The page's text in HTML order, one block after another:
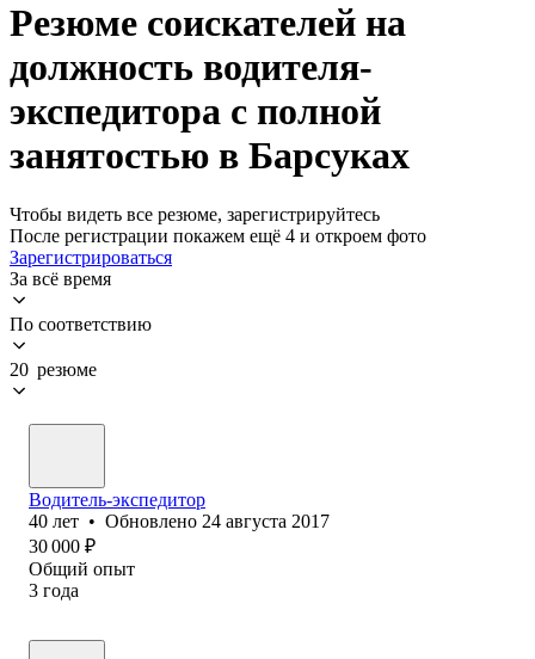
Резюме соискателей на
должность водителя-
экспедитора с полной
занятостью в Барсуках
Чтобы видеть все резюме, зарегистрируйтесь
После регистрации покажем ещё 4 и откроем фото
Зарегистрироваться
За всё время
По соответствию
20 резюме
Водитель-экспедитор
40 лет • Обновлено 24 августа 2017
30 000 ₽
Общий опыт
3 года